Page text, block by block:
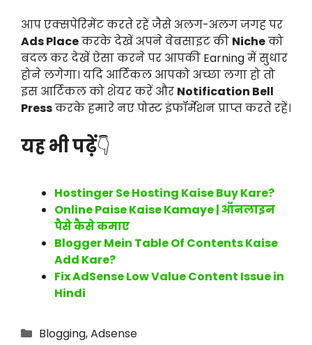
आप एक्सपेरिमेंट करते रहें जैसे अलग-अलग जगह पर
Ads Placeकरके देखें अपने वेबसाइट की Nicheको
बदल कर देखें ऐसा करने पर आपकी Earning में सुधार
होने लगेगा। यदि आर्टिकल आपको अच्छा लगा हो तो
इस आर्टिकल को शेयर करें और Notification Bell
Pressकरके हमारे नए पोस्ट इंफॉर्मेशन प्राप्त करते रहें।
यह भी पढ़ें👇
Hostinger Se Hosting Kaise Buy Kare?
Online Paise Kaise Kamaye | ऑनलाइन
पैसे कैसे कमाए
Blogger Mein Table Of Contents Kaise
Add Kare?
Fix AdSense Low Value Content Issue in
Hindi
Blogging,Adsense